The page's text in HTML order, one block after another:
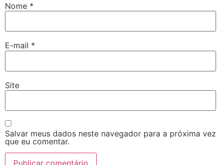
Nome *
E-mail *
Site
Salvar meus dados neste navegador para a próxima vez
que eu comentar.